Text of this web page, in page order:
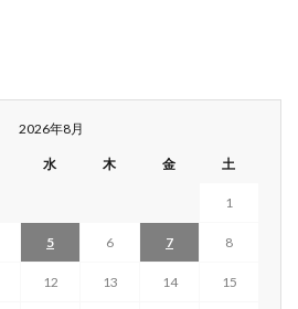
2026年8月
水 木 金 土
1
5 6 7 8
12 13 14 15